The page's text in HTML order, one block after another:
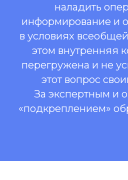
наладить
информирование и
в условиях
этом внутренняя
перегружена и не
этот вопрос
За экспертным и
«подкреплением»